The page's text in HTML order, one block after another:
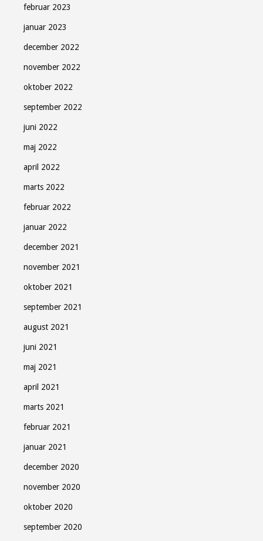
februar 2023
januar 2023
december 2022
november 2022
oktober 2022
september 2022
juni 2022
maj 2022
april 2022
marts 2022
februar 2022
januar 2022
december 2021
november 2021
oktober 2021
september 2021
august 2021
juni 2021
maj 2021
april 2021
marts 2021
februar 2021
januar 2021
december 2020
november 2020
oktober 2020
september 2020